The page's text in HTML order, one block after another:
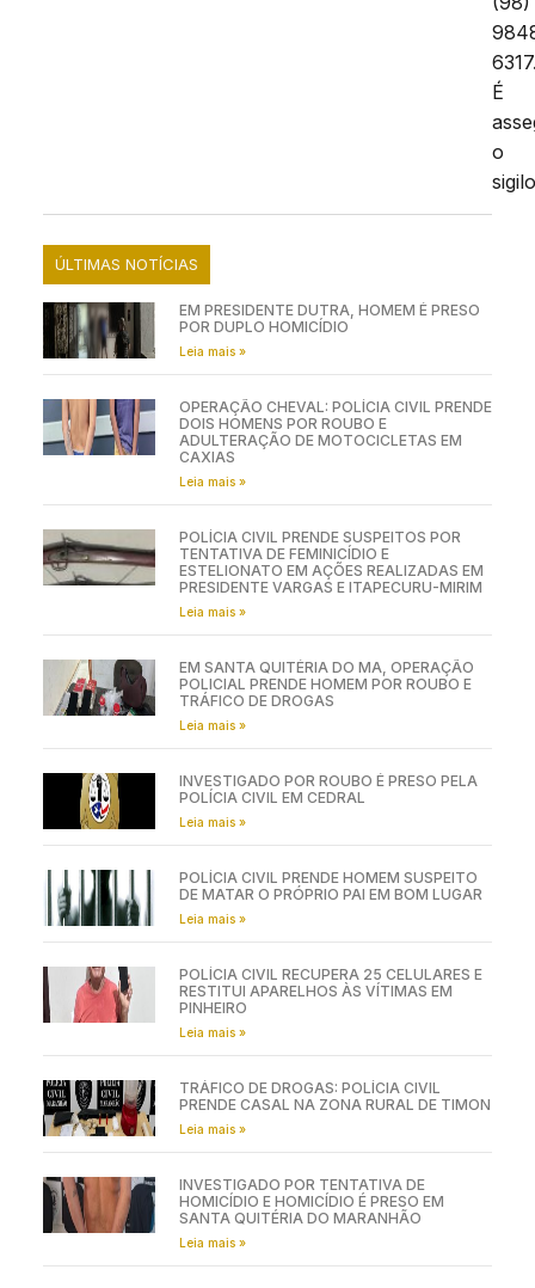
É
o
ÚLTIMAS NOTÍCIAS
EM PRESIDENTE DUTRA, HOMEM É PRESO
POR DUPLO HOMICÍDIO
Leia mais »
OPERAÇÃO CHEVAL: POLÍCIA CIVIL PRENDE
DOIS HOMENS POR ROUBO E
ADULTERAÇÃO DE MOTOCICLETAS EM
CAXIAS
Leia mais »
POLÍCIA CIVIL PRENDE SUSPEITOS POR
TENTATIVA DE FEMINICÍDIO E
ESTELIONATO EM AÇÕES REALIZADAS EM
PRESIDENTE VARGAS E ITAPECURU-MIRIM
Leia mais »
EM SANTA QUITÉRIA DO MA, OPERAÇÃO
POLICIAL PRENDE HOMEM POR ROUBO E
TRÁFICO DE DROGAS
Leia mais »
INVESTIGADO POR ROUBO É PRESO PELA
POLÍCIA CIVIL EM CEDRAL
Leia mais »
POLÍCIA CIVIL PRENDE HOMEM SUSPEITO
DE MATAR O PRÓPRIO PAI EM BOM LUGAR
Leia mais »
POLÍCIA CIVIL RECUPERA 25 CELULARES E
RESTITUI APARELHOS ÀS VÍTIMAS EM
PINHEIRO
Leia mais »
TRÁFICO DE DROGAS: POLÍCIA CIVIL
PRENDE CASAL NA ZONA RURAL DE TIMON
Leia mais »
INVESTIGADO POR TENTATIVA DE
HOMICÍDIO E HOMICÍDIO É PRESO EM
SANTA QUITÉRIA DO MARANHÃO
Leia mais »